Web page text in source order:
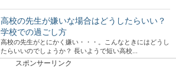
高校の先生が嫌いな場合はどうしたらいい？
学校での過ごし方
高校の先生がとにかく嫌い・・・。こんなときにはどうし
たらいいのでしょうか？ 長いようで短い高校...
スポンサーリンク